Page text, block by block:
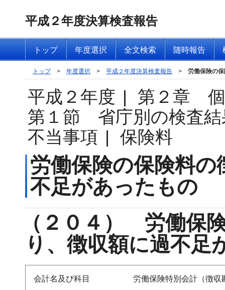
平成２年度決算検査報告
トップ 年度選択 全文検索 随時報告
トップ > 年度選択 > 平成２年度決算検査報告 > 労働保険の
平成２年度 |
第２章 個
第１節 省庁別の検査結
不当事項 | 保険料
労働保険の保険料
不足があったもの
（２０４） 労働保
り、徴収額に過不足
会計名及び科目
労働保険特別会計（徴収